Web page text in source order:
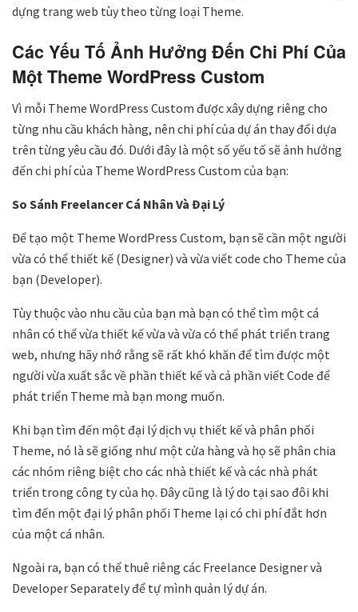
dựng trang web tùy theo từng loại Theme.
Các Yếu Tố Ảnh Hưởng Đến Chi Phí Của
MộtThemeWordPress Custom
Vì mỗi Theme WordPress Custom được xây dựng riêng cho
từng nhu cầu khách hàng, nên chi phí của dự án thay đổi dựa
trên từng yêu cầu đó. Dưới đây là một số yếu tố sẽ ảnh hưởng
đến chi phí của Theme WordPress Custom của bạn:
So Sánh Freelancer Cá Nhân Và Đại Lý
Để tạo một Theme WordPress Custom, bạn sẽ cần một người
vừa có thể thiết kế (Designer) và vừa viết code cho Theme của
bạn (Developer).
Tùy thuộc vào nhu cầu của bạn mà bạn có thể tìm một cá
nhân có thể vừa thiết kế vừa và vừa có thể phát triển trang
web, nhưng hãy nhớ rằng sẽ rất khó khăn để tìm được một
người vừa xuất sắc về phần thiết kế và cả phần viết Code để
phát triển Theme mà bạn mong muốn.
Khi bạn tìm đến một đại lý dịch vụ thiết kế và phân phối
Theme, nó là sẽ giống như một cửa hàng và họ sẽ phân chia
các nhóm riêng biệt cho các nhà thiết kế và các nhà phát
triển trong công ty của họ. Đây cũng là lý do tại sao đôi khi
tìm đến một đại lý phân phối Theme lại có chi phí đắt hơn
của một cá nhân.
Ngoài ra, bạn có thể thuê riêng các Freelance Designer và
Developer Separately để tự mình quản lý dự án.